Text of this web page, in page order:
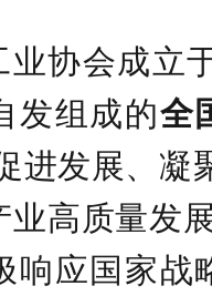
业协会成立
发组成的全
进发展、凝
高质量发
响应国家